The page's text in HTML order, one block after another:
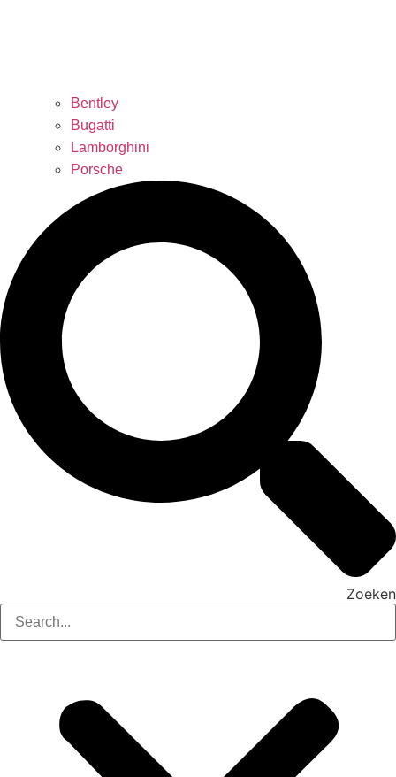
Bentley
Bugatti
Lamborghini
Porsche
Zoeken